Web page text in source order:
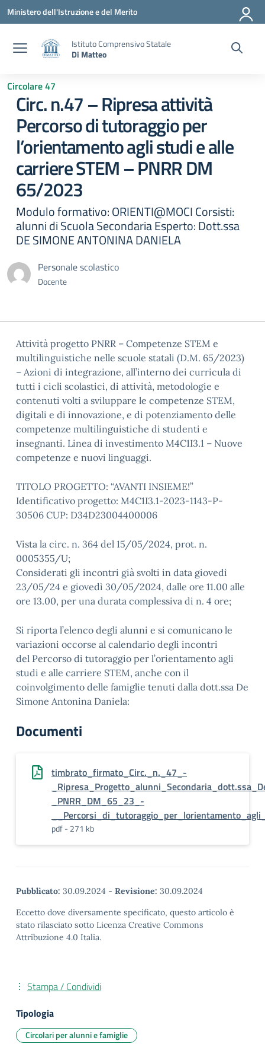
Vai ai contenuti
Vai al menu di navigazione
Vai al footer
Ministero dell'Istruzione e del Merito
Istituto Comprensivo Statale
Di Matteo
Circolare 47
Circ. n.47 – Ripresa attività
Percorso di tutoraggio per
l’orientamento agli studi e alle
carriere STEM – PNRR DM
65/2023
Modulo formativo: ORIENTI@MOCI Corsisti:
alunni di Scuola Secondaria Esperto: Dott.ssa
DE SIMONE ANTONINA DANIELA
Personale scolastico
Docente
Attività progetto PNRR – Competenze STEM e
multilinguistiche nelle scuole statali (D.M. 65/2023)
– Azioni di integrazione, all’interno dei curricula di
tutti i cicli scolastici, di attività, metodologie e
contenuti volti a sviluppare le competenze STEM,
digitali e di innovazione, e di potenziamento delle
competenze multilinguistiche di studenti e
insegnanti. Linea di investimento M4C1I3.1 – Nuove
competenze e nuovi linguaggi.
TITOLO PROGETTO: “AVANTI INSIEME!”
Identificativo progetto: M4C1I3.1-2023-1143-P-
30506 CUP: D34D23004400006
Vista la circ. n. 364 del 15/05/2024, prot. n.
0005355/U;
Considerati gli incontri già svolti in data giovedì
23/05/24 e giovedì 30/05/2024, dalle ore 11.00 alle
ore 13.00, per una durata complessiva di n. 4 ore;
Si riporta l’elenco degli alunni e si comunicano le
variazioni occorse al calendario degli incontri
del Percorso di tutoraggio per l’orientamento agli
studi e alle carriere STEM, anche con il
coinvolgimento delle famiglie tenuti dalla dott.ssa De
Simone Antonina Daniela:
Documenti
timbrato_firmato_Circ._n._47_-
_PNRR_DM_65_23_-
pdf - 271 kb
Pubblicato: 30.09.2024 - Revisione: 30.09.2024
Eccetto dove diversamente specificato, questo articolo è
stato rilasciato sotto Licenza Creative Commons
Attribuzione 4.0 Italia.
Stampa / Condividi
Tipologia
Circolari per alunni e famiglie